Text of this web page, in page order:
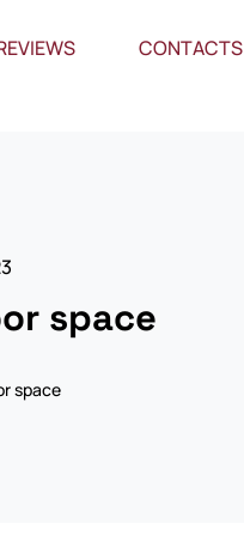
CONTACTS
space
space